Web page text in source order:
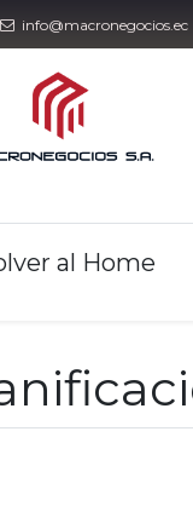
al Home